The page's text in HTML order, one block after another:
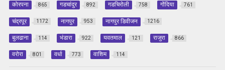
कोरपना 865 गडचांदुर 892 गडचिरोली 758 गोंदिया 761
चंद्रपूर 1172 नागपुर 953 नागपुर डिवीजन 1216
बुलढाना 114 भंडारा 922 यवतमाल 121 राजुरा 866
वरोरा 801 वर्धा 773 वाशिम 114